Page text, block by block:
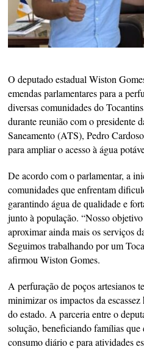
O deputado estadual Wiston
emendas parlamentares para a
diversas comunidades do
durante reunião com o presidente
Saneamento (ATS), Pedro
para ampliar o acesso à água
De acordo com o parlamentar, a
comunidades que enfrentam
garantindo água de qualidade e
junto à população. “Nosso
aproximar ainda mais os serviços
Seguimos trabalhando por um
afirmou Wiston Gomes.
A perfuração de poços artesianos
minimizar os impactos da
do estado. A parceria entre o
solução, beneficiando famílias
consumo diário e para atividades